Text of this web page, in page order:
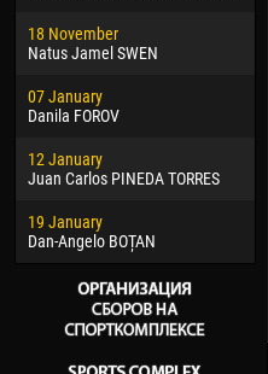
18 November
Natus Jamel SWEN
07 January
Danila FOROV
12 January
Juan Carlos PINEDA TORRES
19 January
Dan-Angelo BOȚAN